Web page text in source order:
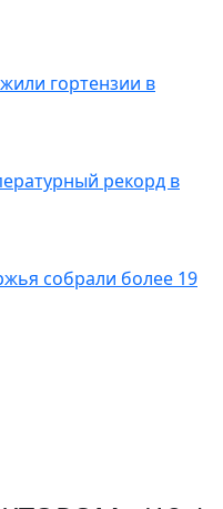
гортензии в
рекорд в
собрали более 19